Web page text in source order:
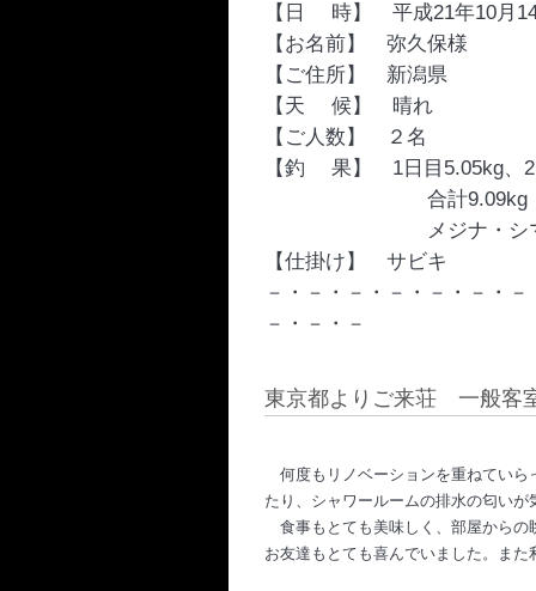
【日　 時】　平成21年10月
【お名前】　弥久保様
【ご住所】　新潟県
【天　 候】　晴れ
【ご人数】　２名
【釣　 果】　1日目5.05kg、
合計9.09kg
メジナ・シマダイ
【仕掛け】　サビキ
－・－・－・－・－・－・
－・－・－
東京都よりご来荘 一般客
何度もリノベーションを重ねていら
たり、シャワールームの排水の匂い
食事もとても美味しく、部屋からの
お友達もとても喜んでいました。ま